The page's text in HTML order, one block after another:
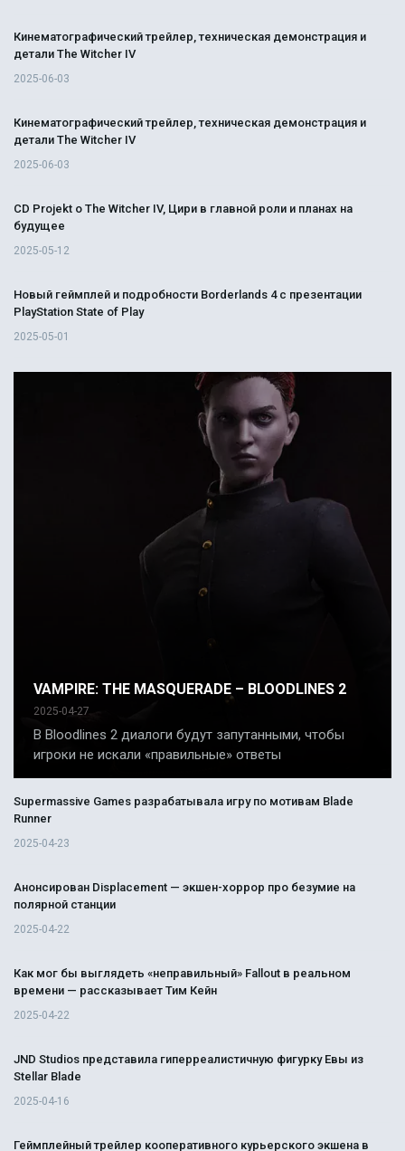
Кинематографический трейлер, техническая демонстрация и
детали The Witcher IV
2025-06-03
Кинематографический трейлер, техническая демонстрация и
детали The Witcher IV
2025-06-03
CD Projekt о The Witcher IV, Цири в главной роли и планах на
будущее
2025-05-12
Новый геймплей и подробности Borderlands 4 с презентации
PlayStation State of Play
2025-05-01
VAMPIRE: THE MASQUERADE – BLOODLINES 2
2025-04-27
В Bloodlines 2 диалоги будут запутанными, чтобы
игроки не искали «правильные» ответы
Supermassive Games разрабатывала игру по мотивам Blade
Runner
2025-04-23
Анонсирован Displacement — экшен-хоррор про безумие на
полярной станции
2025-04-22
Как мог бы выглядеть «неправильный» Fallout в реальном
времени — рассказывает Тим Кейн
2025-04-22
JND Studios представила гиперреалистичную фигурку Евы из
Stellar Blade
2025-04-16
Геймплейный трейлер кооперативного курьерского экшена в